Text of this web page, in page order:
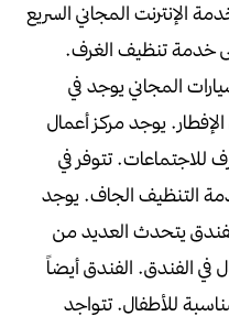
الإنترنت المجاني السريع
خدمة تنظيف الغرف.
المجانييوجد في
يوجد مركز أعمال
للاجتماعات. تتوفر في
التنظيف الجاف. يوجد
يتحدث العديد من
في الفندق. الفندق أيضاً
للأطفال. تتواجد